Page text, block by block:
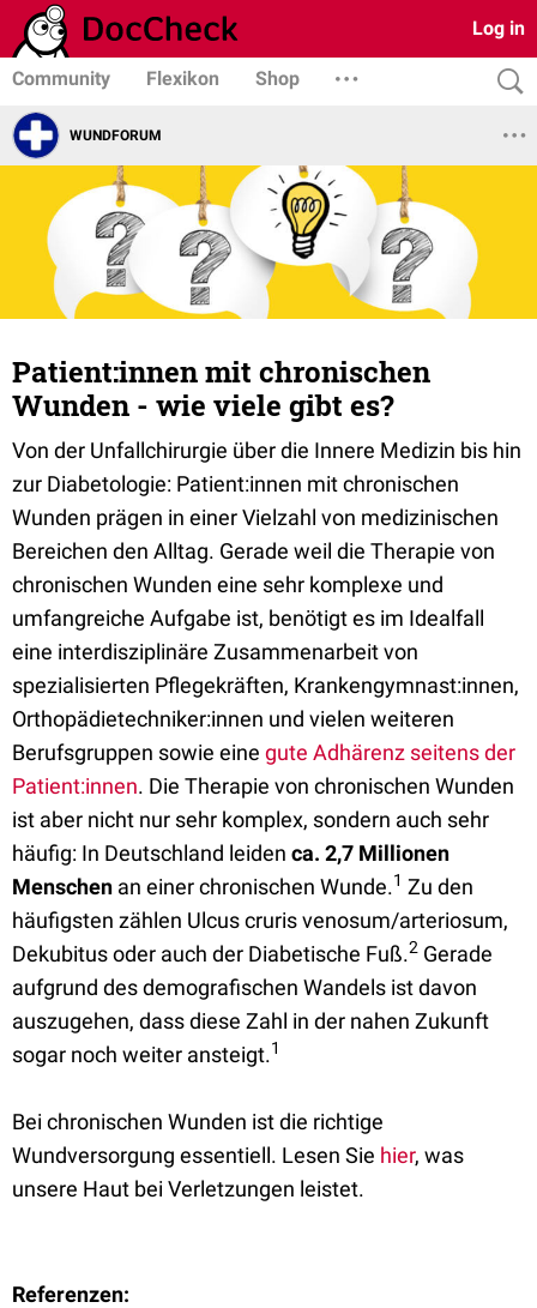
Log in
Community Flexikon Shop
WUNDFORUM
Patient:innen mit chronischen
Wunden - wie viele gibt es?
Von der Unfallchirurgie über die Innere Medizin bis hin
zur Diabetologie: Patient:innen mit chronischen
Wunden prägen in einer Vielzahl von medizinischen
Bereichen den Alltag. Gerade weil die Therapie von
chronischen Wunden eine sehr komplexe und
umfangreiche Aufgabe ist, benötigt es im Idealfall
eine interdisziplinäre Zusammenarbeit von
spezialisierten Pflegekräften, Krankengymnast:innen,
Orthopädietechniker:innen und vielen weiteren
Berufsgruppen sowie eine gute Adhärenz seitens der
Patient:innen. Die Therapie von chronischen Wunden
ist aber nicht nur sehr komplex, sondern auch sehr
häufig: In Deutschland leiden ca. 2,7 Millionen
Menschen an einer chronischen Wunde.1 Zu den
häufigsten zählen Ulcus cruris venosum/arteriosum,
Dekubitus oder auch der Diabetische Fuß.2 Gerade
aufgrund des demografischen Wandels ist davon
auszugehen, dass diese Zahl in der nahen Zukunft
sogar noch weiter ansteigt.1
Bei chronischen Wunden ist die richtige
Wundversorgung essentiell. Lesen Sie hier, was
unsere Haut bei Verletzungen leistet.
Referenzen: